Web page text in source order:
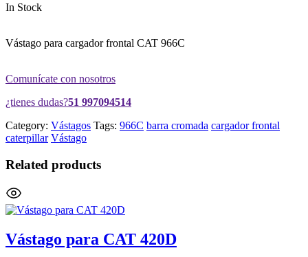
In Stock
Vástago para cargador frontal CAT 966C
Comunícate con nosotros
¿tienes dudas?51 997094514
Category: Vástagos Tags: 966C barra cromada cargador frontal
caterpillar Vástago
Related products
Vástago para CAT 420D